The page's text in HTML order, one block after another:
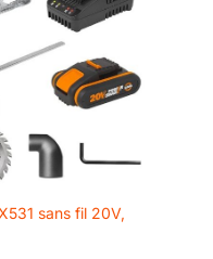
sans fil 20V,